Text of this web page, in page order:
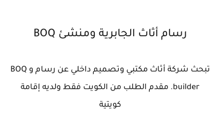
رسام أثاث الجابرية ومنشئ BOQ
تبحث شركة أثاث مكتبي وتصميم داخلي عن رسام و BOQ
builder. مقدم الطلب من الكويت فقط ولديه إقامة
كويتية